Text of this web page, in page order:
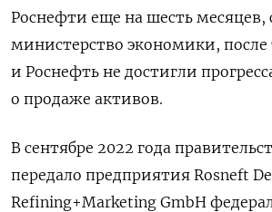
Роснефти еще на шесть месяцев,
министерство экономики, после
и Роснефть не достигли
о продаже активов.
В сентябре 2022 года
передало предприятия Rosneft
Refining+Marketing GmbH